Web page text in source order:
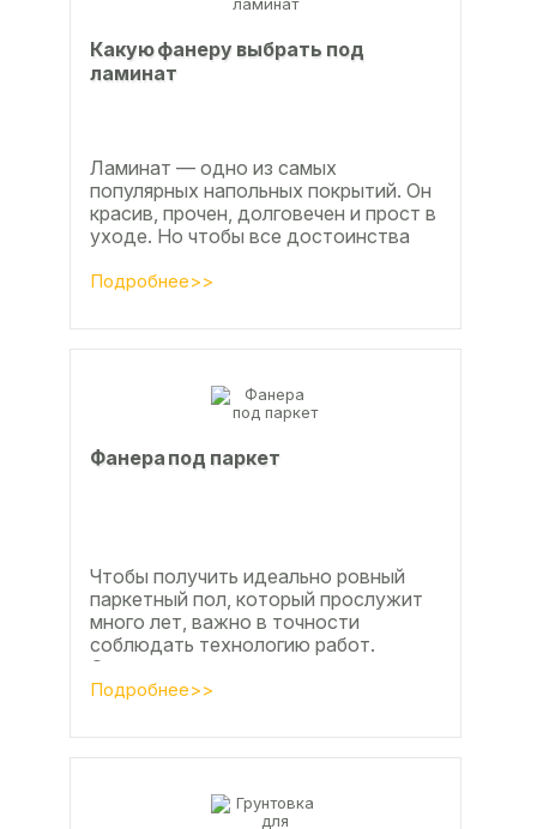
Какую фанеру выбрать под
ламинат
Ламинат — одно из самых
популярных напольных покрытий. Он
красив, прочен, долговечен и прост в
уходе. Но чтобы все достоинства
раскрылись, важно...
Подробнее>>
Фанера под паркет
Чтобы получить идеально ровный
паркетный пол, который прослужит
много лет, важно в точности
соблюдать технологию работ.
Сегодня одним из самых простых и
эффективных методов считается...
Подробнее>>